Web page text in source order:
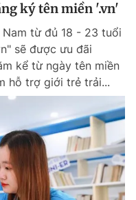
ký tên miền '.vn'
Nam từ đủ 18 - 23 tuổi
sẽ được ưu đãi
kể từ ngày tên miền
hỗ trợ giới trẻ trải...